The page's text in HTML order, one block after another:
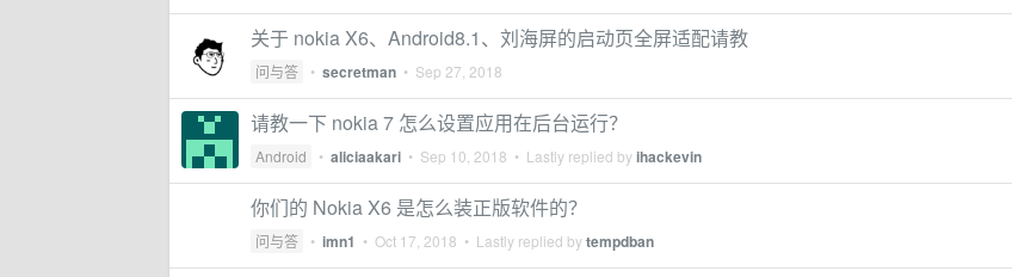
关于 nokia X6、Android8.1、刘海屏的启动页全屏适配请教
问与答 • secretman • Sep 27, 2018
请教一下 nokia 7 怎么设置应用在后台运行？
Android • aliciaakari • Sep 10, 2018 • Lastly replied byihackevin
你们的 Nokia X6 是怎么装正版软件的？
问与答 • imn1 • Oct 17, 2018 • Lastly replied bytempdban